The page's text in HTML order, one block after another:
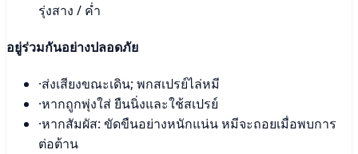
รุ่งสาง / ค่ำ
อยู่ร่วมกันอย่างปลอดภัย
·ส่งเสียงขณะเดิน; พกสเปรย์ไล่หมี
·หากถูกพุ่งใส่ ยืนนิ่งและใช้สเปรย์
·หากสัมผัส: ขัดขืนอย่างหนักแน่น หมีจะถอยเมื่อพบการ
ต่อต้าน